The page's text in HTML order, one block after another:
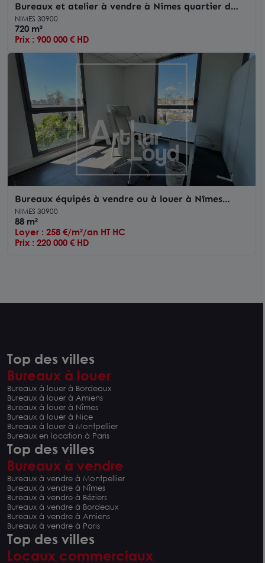
Bureaux et atelier à vendre à Nîmes quartier d
affaires Ville Active
NIMES 30900
720 m²
Prix : 900 000 € HD
Bureaux équipés à vendre ou à louer à Nîmes
accès rapide autoroute
NIMES 30900
88 m²
Loyer : 258 €/m²/an HT HC
Prix : 220 000 € HD
Top des villes
Bureaux à louer
Bureaux à louer à Bordeaux
Bureaux à louer à Amiens
Bureaux à louer à Nîmes
Bureaux à louer à Nice
Bureaux à louer à Montpellier
Bureaux en location à Paris
Top des villes
Bureaux à vendre
Bureaux à vendre à Montpellier
Bureaux à vendre à Nîmes
Bureaux à vendre à Béziers
Bureaux à vendre à Bordeaux
Bureaux à vendre à Amiens
Bureaux à vendre à Paris
Top des villes
Locaux commerciaux